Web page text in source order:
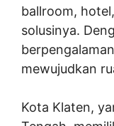
ballroom,
solusinya.
mewujudkan
Kota Klaten,